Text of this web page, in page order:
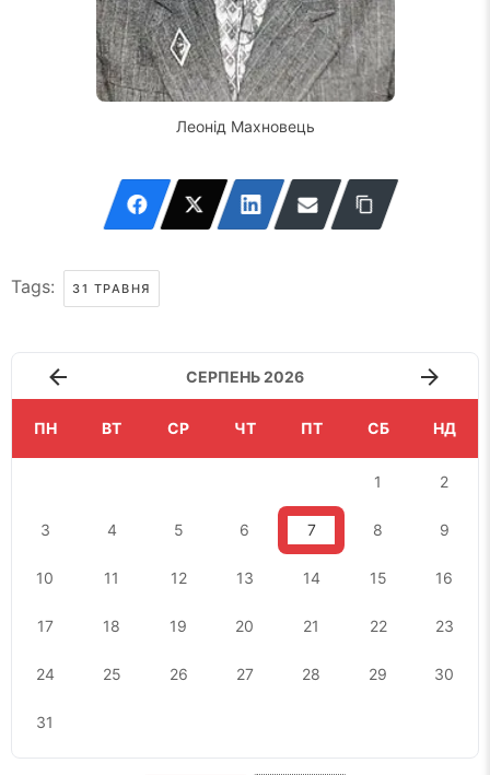
Леонід Махновець
Tags: 31 ТРАВНЯ
СЕРПЕНЬ 2026
ПН ВТ СР ЧТ ПТ СБ НД
1 2
3 4 5 6 7 8 9
10 11 12 13 14 15 16
17 18 19 20 21 22 23
24 25 26 27 28 29 30
31